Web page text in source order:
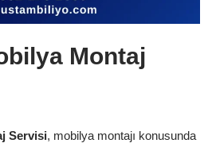
Montaj
Servisi, mobilya montajı konusunda